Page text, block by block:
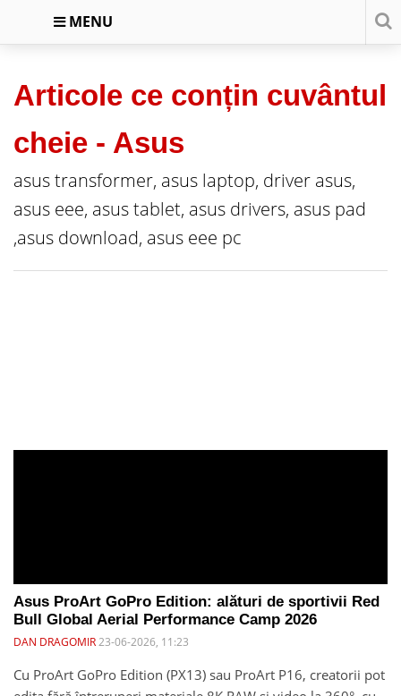
MENU
Articole ce conțin cuvântul
cheie - Asus
asus transformer, asus laptop, driver asus,
asus eee, asus tablet, asus drivers, asus pad
,asus download, asus eee pc
Asus ProArt GoPro Edition: alături de sportivii Red
Bull Global Aerial Performance Camp 2026
DAN DRAGOMIR23-06-2026, 11:23
Cu ProArt GoPro Edition (PX13) sau ProArt P16, creatorii pot